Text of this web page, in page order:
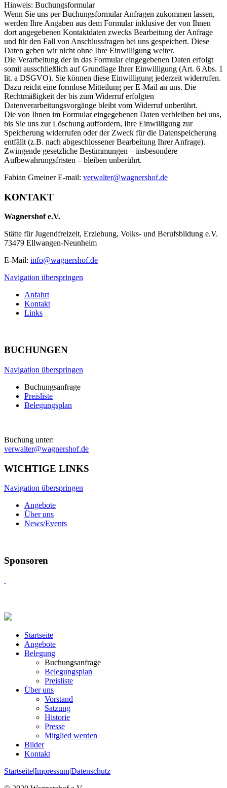
Hinweis: Buchungsformular
Wenn Sie uns per Buchungsformular Anfragen zukommen lassen,
werden Ihre Angaben aus dem Formular inklusive der von Ihnen
dort angegebenen Kontaktdaten zwecks Bearbeitung der Anfrage
und für den Fall von Anschlussfragen bei uns gespeichert. Diese
Daten geben wir nicht ohne Ihre Einwilligung weiter.
Die Verarbeitung der in das Formular eingegebenen Daten erfolgt
somit ausschließlich auf Grundlage Ihrer Einwilligung (Art. 6 Abs. 1
lit. a DSGVO). Sie können diese Einwilligung jederzeit widerrufen.
Dazu reicht eine formlose Mitteilung per E-Mail an uns. Die
Rechtmäßigkeit der bis zum Widerruf erfolgten
Datenverarbeitungsvorgänge bleibt vom Widerruf unberührt.
Die von Ihnen im Formular eingegebenen Daten verbleiben bei uns,
bis Sie uns zur Löschung auffordern, Ihre Einwilligung zur
Speicherung widerrufen oder der Zweck für die Datenspeicherung
entfällt (z.B. nach abgeschlossener Bearbeitung Ihrer Anfrage).
Zwingende gesetzliche Bestimmungen – insbesondere
Aufbewahrungsfristen – bleiben unberührt.
Fabian Gmeiner E-mail: verwalter@wagnershof.de
KONTAKT
Wagnershof e.V.
Stätte für Jugendfreizeit, Erziehung, Volks- und Berufsbildung e.V.
73479 Ellwangen-Neunheim
E-Mail: info@wagnershof.de
Navigation überspringen
Anfahrt
Kontakt
Links
BUCHUNGEN
Navigation überspringen
Buchungsanfrage
Preisliste
Belegungsplan
Buchung unter:
verwalter@wagnershof.de
WICHTIGE LINKS
Navigation überspringen
Angebote
Über uns
News/Events
Sponsoren
Startseite
Angebote
Belegung
Buchungsanfrage
Belegungsplan
Preisliste
Über uns
Vorstand
Satzung
Historie
Presse
Mitglied werden
Bilder
Kontakt
Startseite|Impressum|Datenschutz